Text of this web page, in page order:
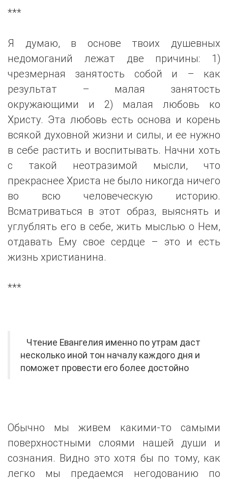
***
Я думаю, в основе твоих душевных
недомоганий лежат две причины: 1)
чрезмерная занятость собой и – как
результат – малая занятость
окружающими и 2) малая любовь ко
Христу. Эта любовь есть основа и корень
всякой духовной жизни и силы, и ее нужно
в себе растить и воспитывать. Начни хоть
с такой неотразимой мысли, что
прекраснее Христа не было никогда ничего
во всю человеческую историю.
Всматриваться в этот образ, выяснять и
углублять его в себе, жить мыслью о Нем,
отдавать Ему свое сердце – это и есть
жизнь христианина.
***
Чтение Евангелия именно по утрам даст
несколько иной тон началу каждого дня и
поможет провести его более достойно
Обычно мы живем какими-то самыми
поверхностными слоями нашей души и
сознания. Видно это хотя бы по тому, как
легко мы предаемся негодованию по